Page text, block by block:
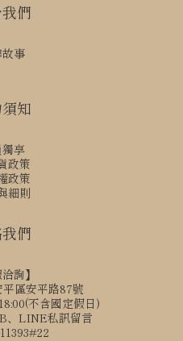
們
事
知
享
政策
政策
細則
們
詢】
區安平路87號
不含國定假日)
、LINE私訊留言